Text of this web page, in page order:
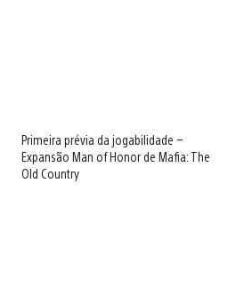
Primeira prévia da jogabilidade –
Expansão Man of Honor de Mafia: The
Old Country